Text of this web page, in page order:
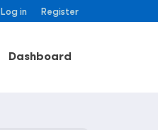
Log in Register
Dashboard